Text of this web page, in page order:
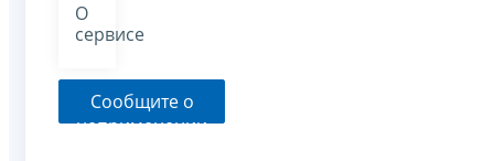
О
сервисе
Сообщите о
неприменении